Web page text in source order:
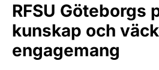
RFSU Göteborgs
kunskap och
engagemang